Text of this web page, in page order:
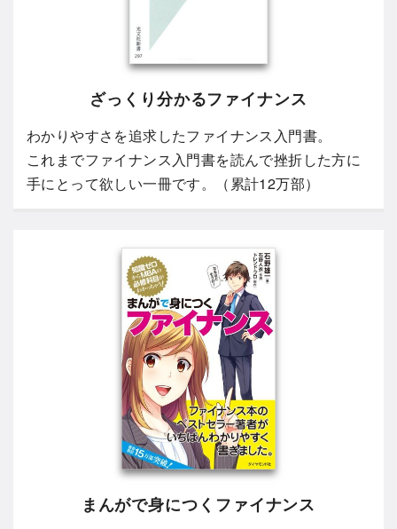
ざっくり分かるファイナンス
わかりやすさを追求したファイナンス入門書。
これまでファイナンス入門書を読んで挫折した方に
手にとって欲しい一冊です。（累計12万部）
まんがで身につくファイナンス